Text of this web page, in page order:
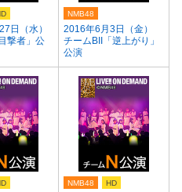
日（水）
撃者」公
2016年6月3日（金）
チームBII「逆上がり」
公演
NMB48
NMB48 HD